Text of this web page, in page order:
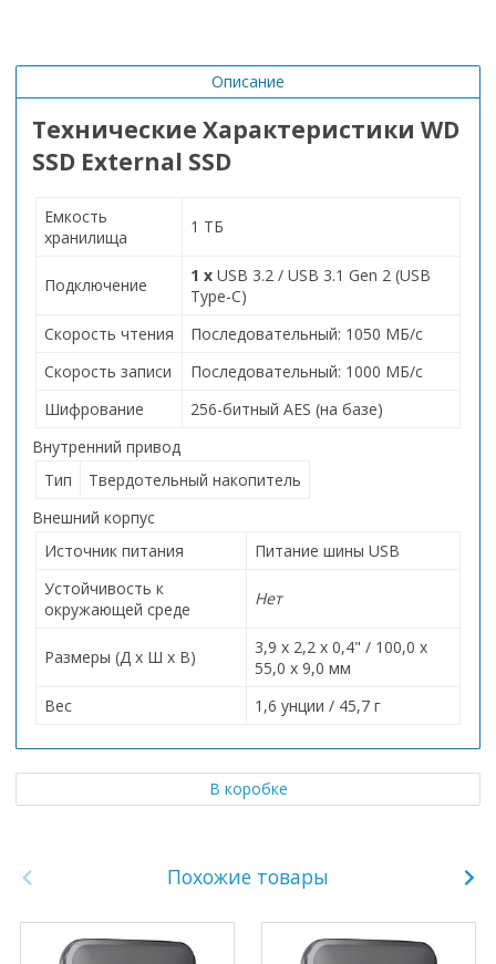
Описание
Технические Характеристики WD
SSD External SSD
Емкость
хранилища
1 ТБ
Подключение 1 x USB 3.2 / USB 3.1 Gen 2 (USB
Type-C)
Скорость чтения
Последовательный: 1050 МБ/с
Скорость записи
Последовательный: 1000 МБ/с
Шифрование
256-битный AES (на базе)
Внутренний привод
Тип
Твердотельный накопитель
Внешний корпус
Источник питания
Питание шины USB
Устойчивость к
окружающей среде
Нет
Размеры (Д x Ш x В)
3,9 x 2,2 x 0,4" / 100,0 x
55,0 x 9,0 мм
Вес
1,6 унции / 45,7 г
В коробке
Похожие товары